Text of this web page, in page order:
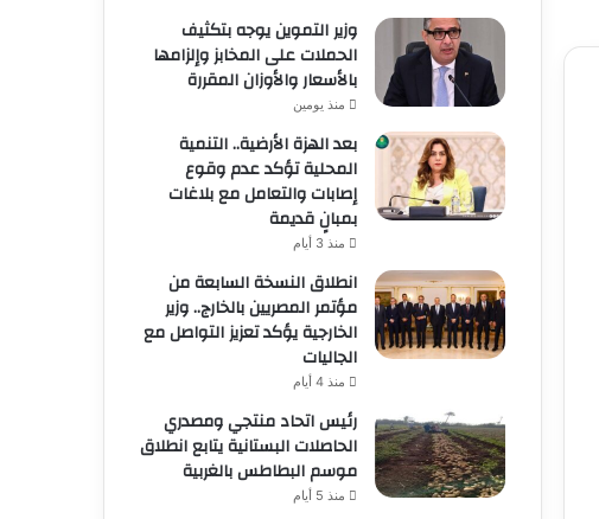
وزير التموين يوجه بتكثيف
الحملات على المخابز وإلزامها
بالأسعار والأوزان المقررة
منذ يومين
بعد الهزة الأرضية.. التنمية
المحلية تؤكد عدم وقوع
إصابات والتعامل مع بلاغات
بمبانٍ قديمة
منذ 3 أيام
انطلاق النسخة السابعة من
مؤتمر المصريين بالخارج.. وزير
الخارجية يؤكد تعزيز التواصل مع
الجاليات
منذ 4 أيام
رئيس اتحاد منتجي ومصدري
الحاصلات البستانية يتابع انطلاق
موسم البطاطس بالغربية
منذ 5 أيام